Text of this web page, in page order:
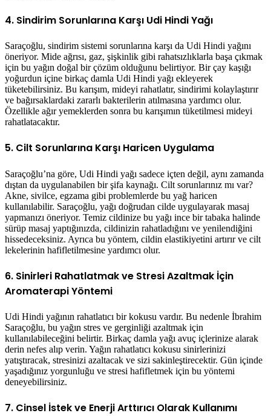
4. Sindirim Sorunlarına Karşı Udi Hindi Yağı
Saraçoğlu, sindirim sistemi sorunlarına karşı da Udi Hindi yağını
öneriyor. Mide ağrısı, gaz, şişkinlik gibi rahatsızlıklarla başa çıkmak
için bu yağın doğal bir çözüm olduğunu belirtiyor. Bir çay kaşığı
yoğurdun içine birkaç damla Udi Hindi yağı ekleyerek
tüketebilirsiniz. Bu karışım, mideyi rahatlatır, sindirimi kolaylaştırır
ve bağırsaklardaki zararlı bakterilerin atılmasına yardımcı olur.
Özellikle ağır yemeklerden sonra bu karışımın tüketilmesi mideyi
rahatlatacaktır.
5. Cilt Sorunlarına Karşı Haricen Uygulama
Saraçoğlu’na göre, Udi Hindi yağı sadece içten değil, aynı zamanda
dıştan da uygulanabilen bir şifa kaynağı. Cilt sorunlarınız mı var?
Akne, sivilce, egzama gibi problemlerde bu yağ haricen
kullanılabilir. Saraçoğlu, yağı doğrudan cilde uygulayarak masaj
yapmanızı öneriyor. Temiz cildinize bu yağı ince bir tabaka halinde
sürüp masaj yaptığınızda, cildinizin rahatladığını ve yenilendiğini
hissedeceksiniz. Ayrıca bu yöntem, cildin elastikiyetini artırır ve cilt
lekelerinin hafifletilmesine yardımcı olur.
6. Sinirleri Rahatlatmak ve Stresi Azaltmak İçin
Aromaterapi Yöntemi
Udi Hindi yağının rahatlatıcı bir kokusu vardır. Bu nedenle İbrahim
Saraçoğlu, bu yağın stres ve gerginliği azaltmak için
kullanılabileceğini belirtir. Birkaç damla yağı avuç içlerinize alarak
derin nefes alıp verin. Yağın rahatlatıcı kokusu sinirlerinizi
yatıştıracak, stresinizi azaltacak ve sizi sakinleştirecektir. Gün içinde
yaşadığınız yorgunluğu ve stresi hafifletmek için bu yöntemi
deneyebilirsiniz.
7. Cinsel İstek ve Enerji Arttırıcı Olarak Kullanımı